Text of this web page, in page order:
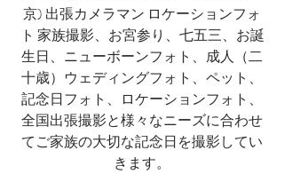
京) 出張カメラマン ロケーションフォ
ト 家族撮影、お宮参り、七五三、お誕
生日、ニューボーンフォト、成人（二
十歳）ウェディングフォト、ペット、
記念日フォト、ロケーションフォト、​
全国出張撮影と様々なニーズに合わせ
てご家族の大切な記念日を撮影してい
きます。